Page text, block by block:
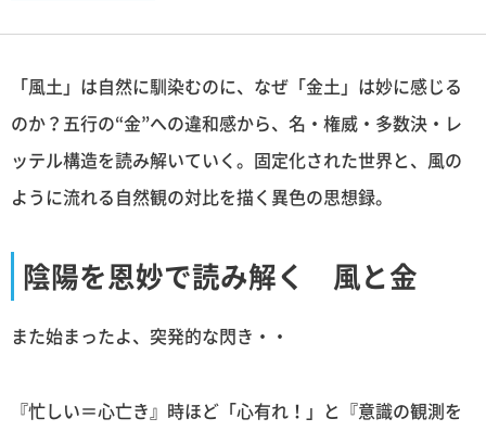
「風土」は自然に馴染むのに、なぜ「金土」は妙に感じる
のか？五行の“金”への違和感から、名・権威・多数決・レ
ッテル構造を読み解いていく。固定化された世界と、風の
ように流れる自然観の対比を描く異色の思想録。
陰陽を恩妙で読み解く 風と金
また始まったよ、突発的な閃き・・
『忙しい＝心亡き』時ほど「心有れ！」と『意識の観測を